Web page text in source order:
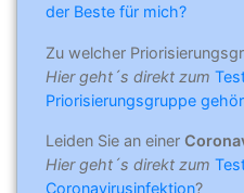
der Beste für mich?
Zu welcher
Hier geht´s direkt zum
Priorisierungsgruppe
Leiden Sie an einer
Hier geht´s direkt zum
Coronavirusinfektion?